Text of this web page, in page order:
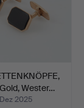
Wester…
2025